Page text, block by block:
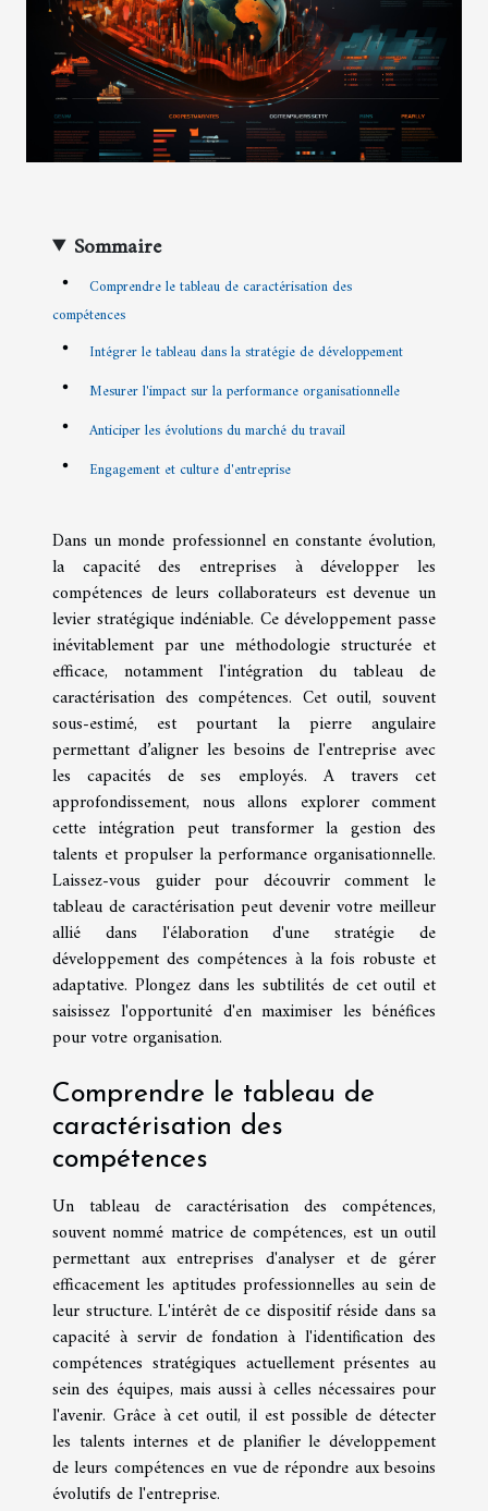
Sommaire
Comprendre le tableau de caractérisation des
compétences
Intégrer le tableau dans la stratégie de développement
Mesurer l'impact sur la performance organisationnelle
Anticiper les évolutions du marché du travail
Engagement et culture d'entreprise
Dans un monde professionnel en constante évolution,
la capacité des entreprises à développer les
compétences de leurs collaborateurs est devenue un
levier stratégique indéniable. Ce développement passe
inévitablement par une méthodologie structurée et
efficace, notamment l'intégration du tableau de
caractérisation des compétences. Cet outil, souvent
sous-estimé, est pourtant la pierre angulaire
permettant d’aligner les besoins de l'entreprise avec
les capacités de ses employés. A travers cet
approfondissement, nous allons explorer comment
cette intégration peut transformer la gestion des
talents et propulser la performance organisationnelle.
Laissez-vous guider pour découvrir comment le
tableau de caractérisation peut devenir votre meilleur
allié dans l'élaboration d'une stratégie de
développement des compétences à la fois robuste et
adaptative. Plongez dans les subtilités de cet outil et
saisissez l'opportunité d'en maximiser les bénéfices
pour votre organisation.
Comprendre le tableau de
caractérisation des
compétences
Un tableau de caractérisation des compétences,
souvent nommé matrice de compétences, est un outil
permettant aux entreprises d'analyser et de gérer
efficacement les aptitudes professionnelles au sein de
leur structure. L'intérêt de ce dispositif réside dans sa
capacité à servir de fondation à l'identification des
compétences stratégiques actuellement présentes au
sein des équipes, mais aussi à celles nécessaires pour
l'avenir. Grâce à cet outil, il est possible de détecter
les talents internes et de planifier le développement
de leurs compétences en vue de répondre aux besoins
évolutifs de l'entreprise.